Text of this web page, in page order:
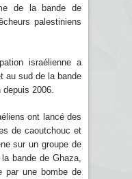
de la bande de
palestiniens
israélienne a
au sud de la bande
2006.
ont lancé des
de caoutchouc et
sur un groupe de
bande de Ghaza,
par une bombe de